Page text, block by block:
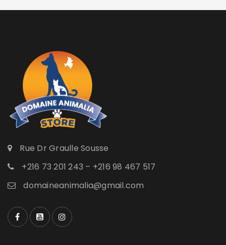
Rue Dr Graulle Sousse
+216 73 201 243 – +216 98 467 517
domaineanimalia@gmail.com